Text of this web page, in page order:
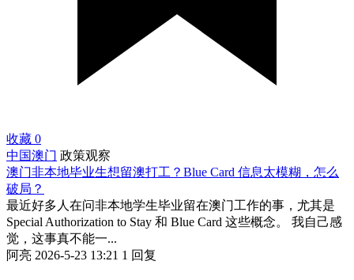
收藏 0
中国澳门 政策观察
澳门非本地毕业生想留澳打工？Blue Card 信息太模糊，怎么
破局？
最近好多人在问非本地学生毕业留在澳门工作的事，尤其是
Special Authorization to Stay 和 Blue Card 这些概念。 我自己感
觉，这事真不能一...
阿亮 2026-5-23 13:21 1 回复